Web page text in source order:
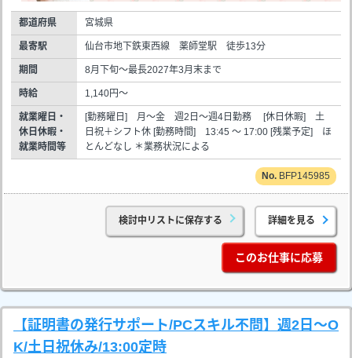
都道府県 宮城県
最寄駅 仙台市地下鉄東西線 薬師堂駅 徒歩13分
期間 8月下旬～最長2027年3月末まで
時給 1,140円～
就業曜日・
休日休暇・
就業時間等
[勤務曜日] 月～金 週2日～週4日勤務 [休日休暇] 土
日祝＋シフト休 [勤務時間] 13:45 ～ 17:00 [残業予定] ほ
とんどなし ＊業務状況による
BFP145985
検討中リストに保存する 詳細を見る
このお仕事に応募
【証明書の発行サポート/PCスキル不問】週2日～O
K/土日祝休み/13:00定時